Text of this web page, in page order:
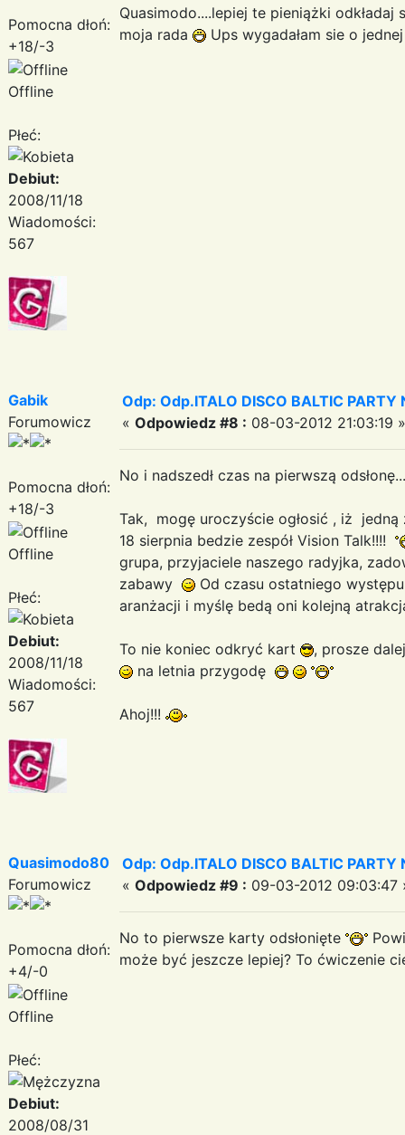
Pomocna dłoń:
+18/-3
Offline
Płeć:
Debiut:
2008/11/18
Wiadomości:
567
Quasimodo....lepiej te pieniążki odkładaj
moja rada
Ups wygadałam sie o
Gabik
Forumowicz
Pomocna dłoń:
+18/-3
Offline
Płeć:
Debiut:
2008/11/18
Wiadomości:
567
Odp: Odp.ITALO DISCO BALTIC PARTY
« Odpowiedz #8 : 08-03-2012 21:03:19 »
No i nadszedł czas na pierwszą
Tak, mogę uroczyście ogłosić , iż
18 sierpnia bedzie zespół Vision Talk!!!!
grupa, przyjaciele naszego radyjka,
zabawy
Od czasu ostatniego
aranżacji i myślę bedą oni kolejną
To nie koniec odkryć kart
, prosze
na letnia przygodę
Ahoj!!!
Quasimodo80
Forumowicz
Pomocna dłoń:
+4/-0
Offline
Płeć:
Debiut:
2008/08/31
Odp: Odp.ITALO DISCO BALTIC PARTY
« Odpowiedz #9 : 09-03-2012 09:03:47
No to pierwsze karty odsłonięte
może być jeszcze lepiej? To ćwiczenie